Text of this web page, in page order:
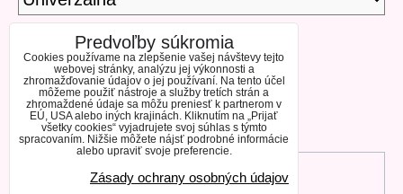
DOSTUPNOSŤ
SKLADOM
DO KOŠÍKA
Predvoľby súkromia
Cookies používame na zlepšenie vašej návštevy tejto
webovej stránky, analýzu jej výkonnosti a
zhromažďovanie údajov o jej používaní. Na tento účel
môžeme použiť nástroje a služby tretích strán a
zhromaždené údaje sa môžu preniesť k partnerom v
EÚ, USA alebo iných krajinách. Kliknutím na „Prijať
všetky cookies“ vyjadrujete svoj súhlas s týmto
spracovaním. Nižšie môžete nájsť podrobné informácie
alebo upraviť svoje preferencie.
Zásady ochrany osobných údajov